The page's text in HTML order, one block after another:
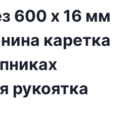
600 х 16 мм
каретка
рукоятка